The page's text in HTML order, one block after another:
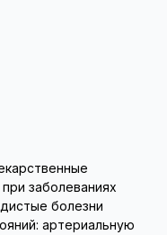
заболеваниях
болезни
артериальную